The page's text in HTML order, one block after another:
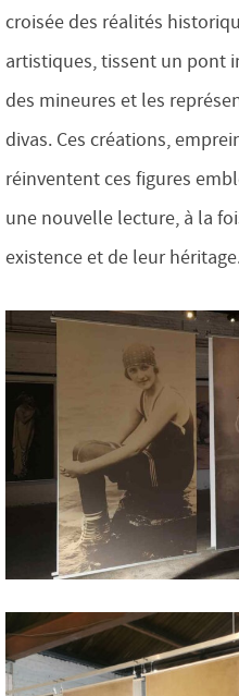
croisée des réalités
artistiques, tissent un pont
des mineures et les
divas. Ces créations,
réinventent ces figures
une nouvelle lecture, à la
existence et de leur